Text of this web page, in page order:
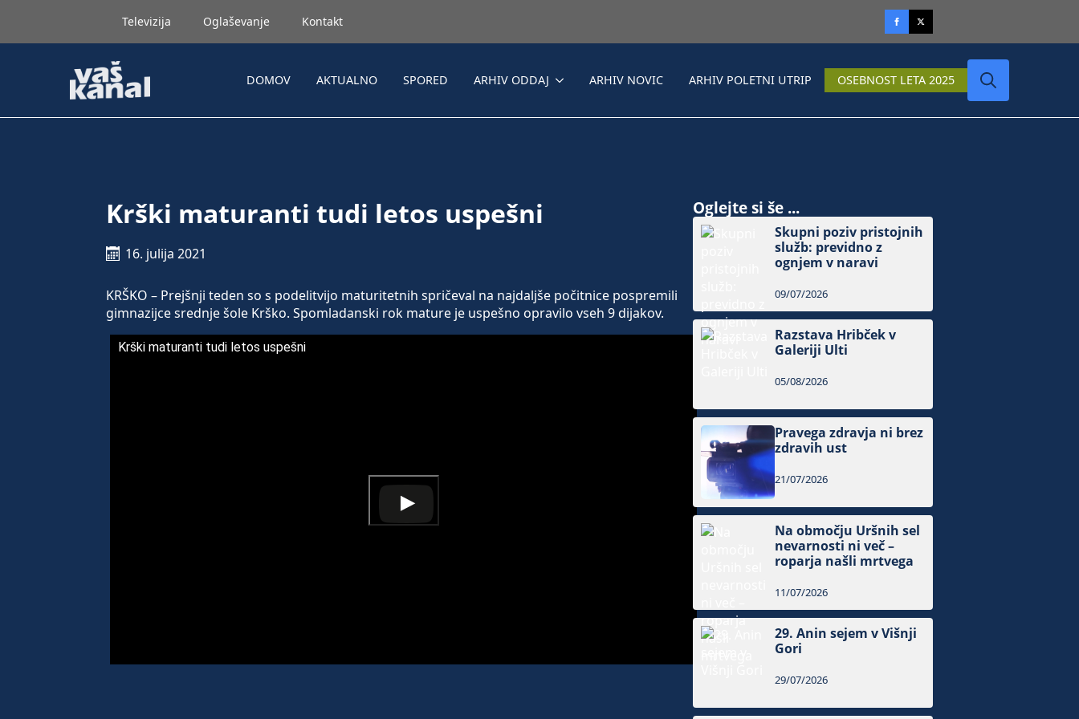
Televizija Oglaševanje Kontakt
DOMOV AKTUALNO SPORED ARHIV ODDAJ ARHIV NOVIC ARHIV POLETNI UTRIP OSEBNOST LETA 2025
Krški maturanti tudi letos uspešni
16. julija 2021
KRŠKO – Prejšnji teden so s podelitvijo maturitetnih spričeval na najdaljše počitnice pospremili
gimnazijce srednje šole Krško. Spomladanski rok mature je uspešno opravilo vseh 9 dijakov.
Krški maturanti tudi letos uspešni
Oglejte si še ...
Skupni poziv pristojnih
služb: previdno z
ognjem v naravi
09/07/2026
Razstava Hribček v
Galeriji Ulti
05/08/2026
Pravega zdravja ni brez
zdravih ust
21/07/2026
Na območju Uršnih sel
nevarnosti ni več –
roparja našli mrtvega
11/07/2026
29. Anin sejem v Višnji
Gori
29/07/2026